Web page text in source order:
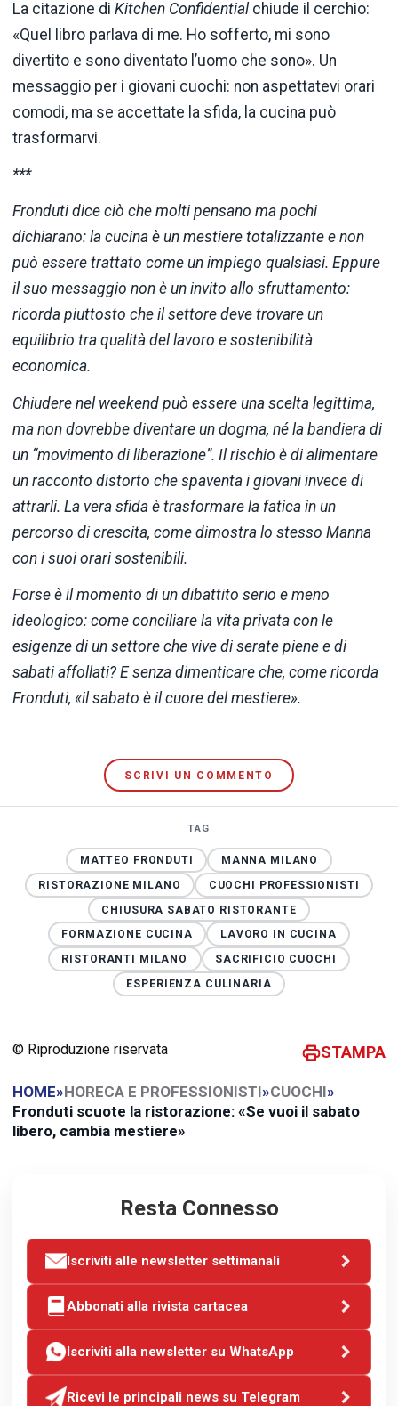
La citazione di Kitchen Confidentialchiude il cerchio:
«Quel libro parlava di me. Ho sofferto, mi sono
divertito e sono diventato l’uomo che sono». Un
messaggio per i giovani cuochi: non aspettatevi orari
comodi, ma se accettate la sfida, la cucina può
trasformarvi.
***
Fronduti dice ciò che molti pensano ma pochi
dichiarano: la cucina è un mestiere totalizzante e non
può essere trattato come un impiego qualsiasi. Eppure
il suo messaggio non è un invito allo sfruttamento:
ricorda piuttosto che il settore deve trovare un
equilibrio tra qualità del lavoro e sostenibilità
economica.
Chiudere nel weekend può essere una scelta legittima,
ma non dovrebbe diventare un dogma, né la bandiera di
un “movimento di liberazione”. Il rischio è di alimentare
un racconto distorto che spaventa i giovani invece di
attrarli. La vera sfida è trasformare la fatica in un
percorso di crescita, come dimostra lo stesso Manna
con i suoi orari sostenibili.
Forse è il momento di un dibattito serio e meno
ideologico: come conciliare la vita privata con le
esigenze di un settore che vive di serate piene e di
sabati affollati? E senza dimenticare che, come ricorda
Fronduti, «il sabato è il cuore del mestiere».
SCRIVI UN COMMENTO
TAG
MATTEO FRONDUTI
MANNA MILANO
RISTORAZIONE MILANO
CUOCHI PROFESSIONISTI
CHIUSURA SABATO RISTORANTE
FORMAZIONE CUCINA
LAVORO IN CUCINA
RISTORANTI MILANO
SACRIFICIO CUOCHI
ESPERIENZA CULINARIA
© Riproduzione riservata STAMPA
HOME»HORECA E PROFESSIONISTI»CUOCHI»
Fronduti scuote la ristorazione: «Se vuoi il sabato
libero, cambia mestiere»
Resta Connesso
Iscriviti alle newsletter settimanali
Abbonati alla rivista cartacea
Iscriviti alla newsletter su WhatsApp
Ricevi le principali news su Telegram